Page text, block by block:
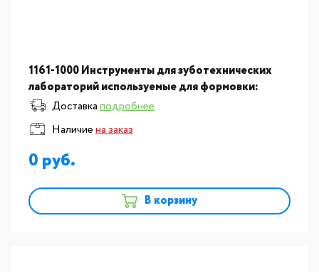
1161-1000 Инструменты для зуботехнических
лабораторий используемые для формовки:
Инструмент для моделирования керамики "Ergo
Ceramic", набор и
Доставкаподробнее
Наличиена заказ
0
В корзину